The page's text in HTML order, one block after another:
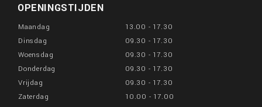
OPENINGSTIJDEN
Maandag
13.00 - 17.30
Dinsdag
09.30 - 17.30
Woensdag
09.30 - 17.30
Donderdag
09.30 - 17.30
Vrijdag
09.30 - 17.30
Zaterdag
10.00 - 17.00